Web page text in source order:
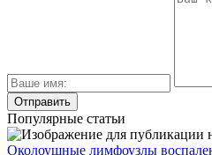
Популярные статьи
Околоушные лимфоузлы